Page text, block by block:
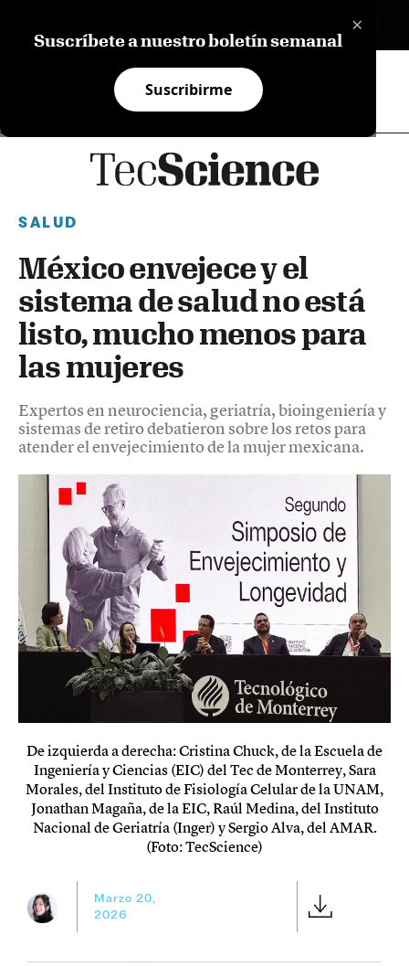
×
Suscríbete a nuestro boletín semanal
Suscribirme
SALUD
México envejece y el
sistema de salud no está
listo, mucho menos para
las mujeres
Expertos en neurociencia, geriatría, bioingeniería y
sistemas de retiro debatieron sobre los retos para
atender el envejecimiento de la mujer mexicana.
De izquierda a derecha: Cristina Chuck, de la Escuela de
Ingeniería y Ciencias (EIC) del Tec de Monterrey, Sara
Morales, del Instituto de Fisiología Celular de la UNAM,
Jonathan Magaña, de la EIC, Raúl Medina, del Instituto
Nacional de Geriatría (Inger) y Sergio Alva, del AMAR.
(Foto: TecScience)
Marzo 20,
2026